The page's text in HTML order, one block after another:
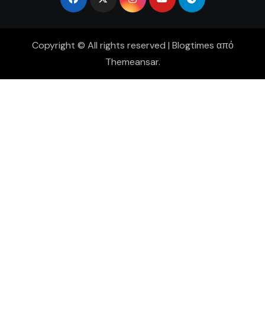
Copyright © All rights reserved | Blogtimes από
Themeansar.